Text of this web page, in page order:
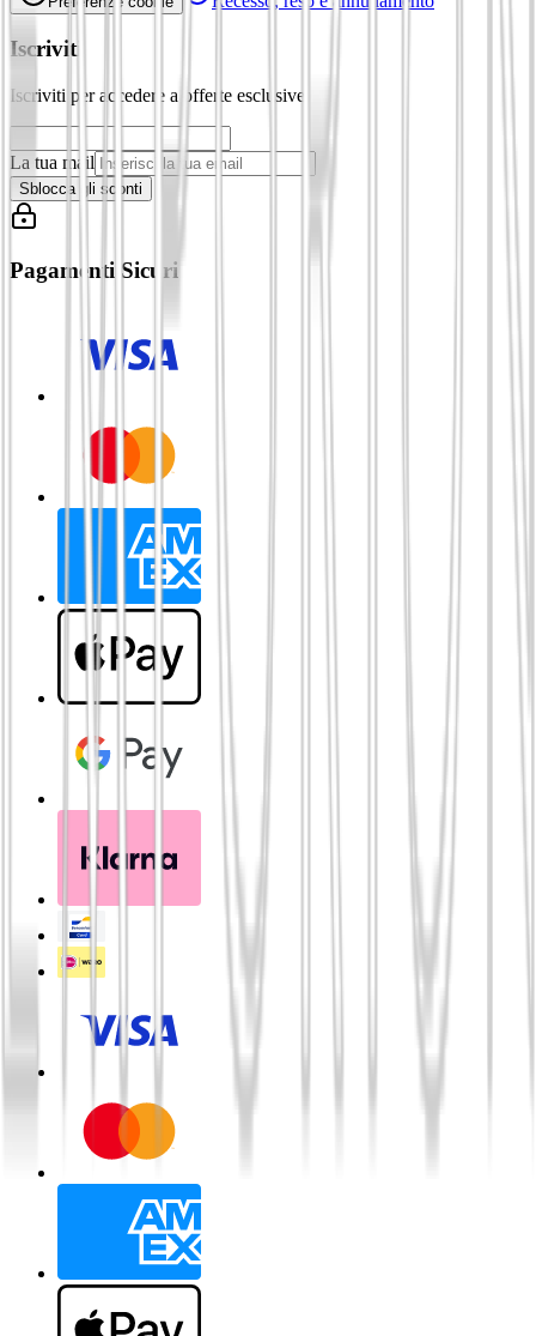
Iscriviti
Iscriviti per accedere a offerte esclusive
La tua mail
Sblocca gli sconti
Pagamenti Sicuri